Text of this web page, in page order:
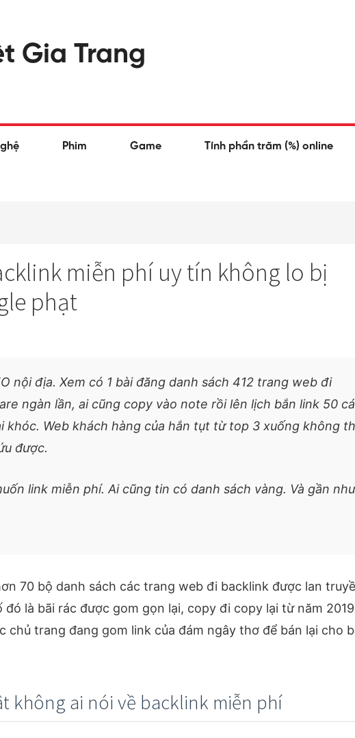
Gia Trang
Phim Game Tính phần trăm (%) online
miễn phí uy tín không lo bị
phạt
nội địa. Xem có 1 bài đăng danh sách 412 trang web đi
ngàn lần, ai cũng copy vào note rồi lên lịch bắn link 50
Web khách hàng của hắn tụt từ top 3 xuống không
được.
link miễn phí. Ai cũng tin có danh sách vàng. Và gần như
70 bộ danh sách các trang web đi backlink được lan
là bãi rác được gom gọn lại, copy đi copy lại từ năm
trang đang gom link của đám ngây thơ để bán lại cho
không ai nói về backlink miễn phí